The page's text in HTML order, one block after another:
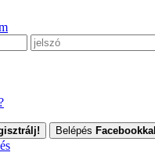
Belépés Facebookkal